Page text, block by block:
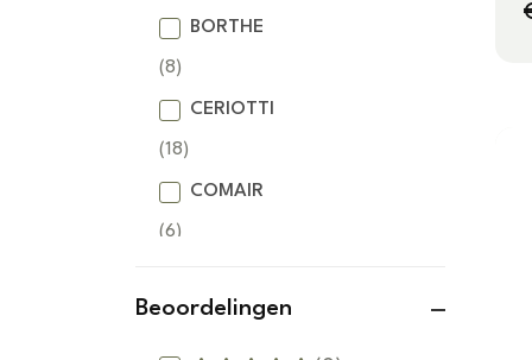
BORTHE
(8)
CERIOTTI
(18)
COMAIR
(6)
(37)
DSS
Beoordelingen